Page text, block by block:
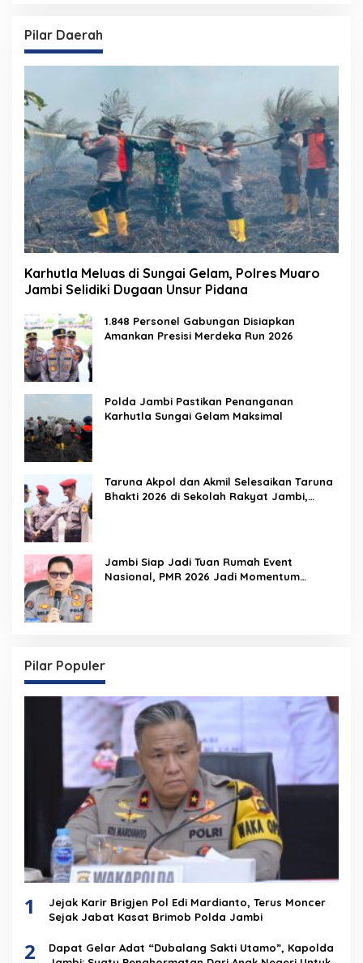
Pilar Daerah
Karhutla Meluas di Sungai Gelam, Polres Muaro
Jambi Selidiki Dugaan Unsur Pidana
1.848 Personel Gabungan Disiapkan
Amankan Presisi Merdeka Run 2026
Polda Jambi Pastikan Penanganan
Karhutla Sungai Gelam Maksimal
Taruna Akpol dan Akmil Selesaikan Taruna
Bhakti 2026 di Sekolah Rakyat Jambi,
Jambi Siap Jadi Tuan Rumah Event
Nasional, PMR 2026 Jadi Momentum
Pilar Populer
1
Jejak Karir Brigjen Pol Edi Mardianto, Terus Moncer
Sejak Jabat Kasat Brimob Polda Jambi
2
Dapat Gelar Adat “Dubalang Sakti Utamo”, Kapolda